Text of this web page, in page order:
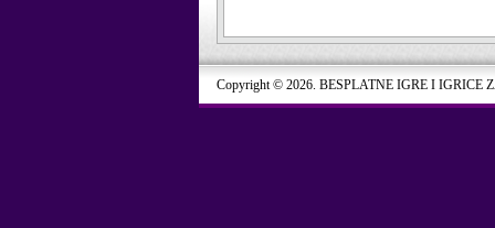
Copyright © 2026. BESPLATNE IGRE I IGRICE